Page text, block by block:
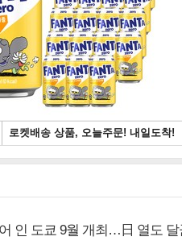
어 인 도쿄 9월 개최…日 열도